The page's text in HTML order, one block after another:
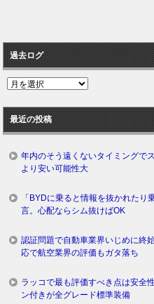
過去ログ
過
ロ
グ
最近の投稿
年内のそう遠くないタイミングで
より安い可能性大
「BYDに乗ると情報を抜かれた
言。心配ならシム抜けばOK
認証問題で自動車業界いじめに終
応で航空業界の評価もガタ落ち
ラッコで最も評価すべき点は安全
ン付きが全グレード標準装備